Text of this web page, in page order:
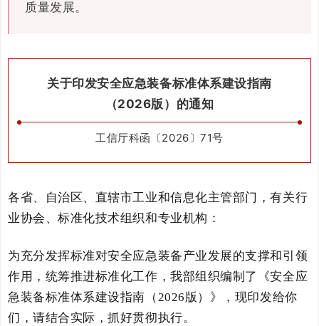
质量发展。
关于印发安全应急装备标准体系建设指南
（2026版）的通知
工信厅科函〔2026〕71号
各省、自治区、直辖市工业和信息化主管部门，有关行
业协会、标准化技术组织和专业机构：
为充分发挥标准对安全应急装备产业发展的支撑和引领
作用，统筹推进标准化工作，我部组织编制了《安全应
急装备标准体系建设指南（2026版）》，现印发给你
们，请结合实际，抓好贯彻执行。